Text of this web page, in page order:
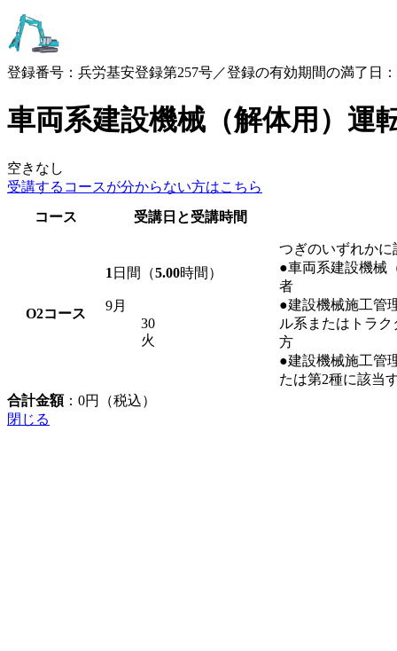
登録番号：兵労基安登録第257号／登録の有効期間の満了日：
車両系建設機械（解体用）運
空きなし
受講するコースが分からない方はこちら
コース
受講日と受講時間
O2コース
1 日間（5.00時間）
9月
30
火
つぎのいずれかに
●車両系建設機械
者
●建設機械施工管
ル系またはトラ
方
●建設機械施工管
たは第2種に該当
合計金額： 0円（税込）
閉じる